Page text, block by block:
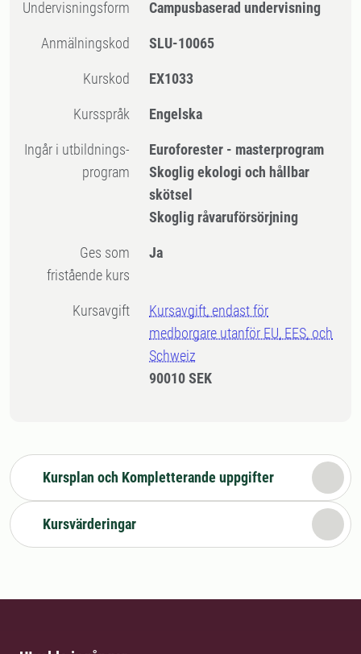
Undervisningsform Campusbaserad undervisning
Anmälningskod SLU-10065
Kurskod EX1033
Kursspråk Engelska
Ingår i utbildnings-
program
Euroforester - masterprogram
Skoglig ekologi och hållbar
skötsel
Skoglig råvaruförsörjning
Ges som
fristående kurs
Ja
Kursavgift
Kursavgift, endast för
medborgare utanför EU, EES, och
Schweiz
90010 SEK
Kursplan och Kompletterande uppgifter
Kursvärderingar